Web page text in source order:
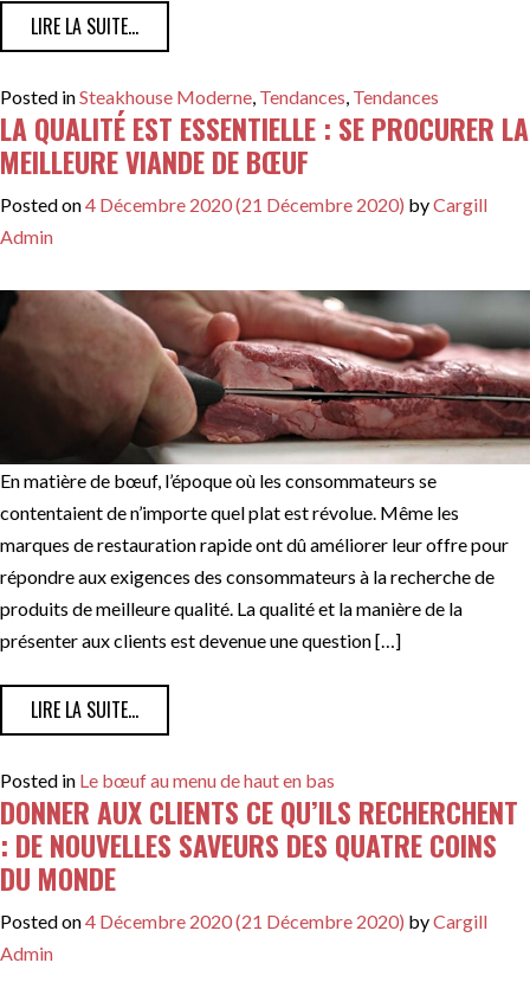
LIRE LA SUITE…
Posted inSteakhouse Moderne Tendances Tendances
LA QUALITÉ EST ESSENTIELLE : SE PROCURER LA
MEILLEURE VIANDE DE BŒUF
Posted on4 Décembre 2020(21 Décembre 2020) byCargill
Admin
En matière de bœuf, l’époque où les consommateurs se
contentaient de n’importe quel plat est révolue. Même les
marques de restauration rapide ont dû améliorer leur offre pour
répondre aux exigences des consommateurs à la recherche de
produits de meilleure qualité. La qualité et la manière de la
présenter aux clients est devenue une question […]
LIRE LA SUITE…
Posted in Le bœuf au menu de haut en bas
DONNER AUX CLIENTS CE QU’ILS RECHERCHENT
: DE NOUVELLES SAVEURS DES QUATRE COINS
DU MONDE
Posted on4 Décembre 2020(21 Décembre 2020) byCargill
Admin